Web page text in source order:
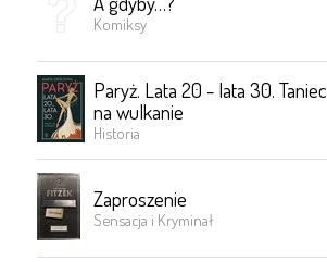
Komiksy
Paryż. Lata 20 - lata 30. Taniec
na wulkanie
Historia
Zaproszenie
Sensacja i Kryminał